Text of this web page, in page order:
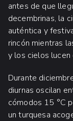
antes de que
decembrinas, la
auténtica y
rincón mientras
y los cielos lucen
Durante
diurnas oscilan
cómodos 15 °C
un turquesa